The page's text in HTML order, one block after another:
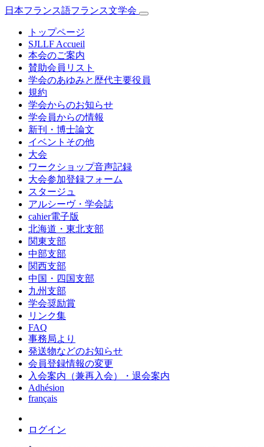
日本フランス語フランス文学会
トップページ
SJLLF Accueil
本会のご案内
賛助会員リスト
学会のあゆみと歴代主要役員
規約
学会からのお知らせ
学会員からの情報
新刊・博士論文
イベントその他
大会
ワークショップ音声記録
大会参加登録フォーム
スタージュ
アルシーヴ・学会誌
cahier電子版
北海道・東北支部
関東支部
中部支部
関西支部
中国・四国支部
九州支部
学会奨励賞
リンク集
FAQ
事務局より
発送物などのお知らせ
会員登録情報の変更
入会案内（兼再入会）・退会案内
Adhésion
français
ログイン